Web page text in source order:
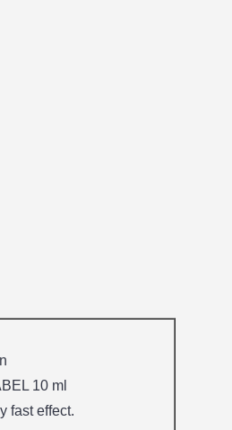
10 ml
fast effect.